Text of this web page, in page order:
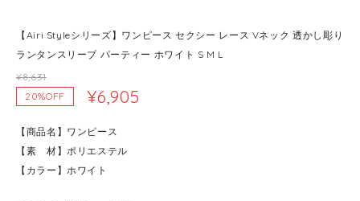
【Airi Styleシリーズ】ワンピース セクシー レース Vネック 透かし彫り
ランタンスリーブ パーティー ホワイト S M L
¥8,631
20%OFF
¥6,905
【商品名】ワンピース
【素 材】ポリエステル
【カラー】ホワイト